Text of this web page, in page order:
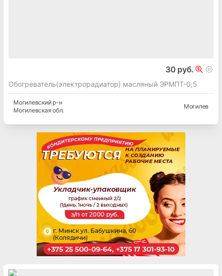
30 руб.
Обогреватель(электрорадиатор) масляный ЭРМПТ-0;5
Могилевскийр-н
Могилевская обл.
Могилев